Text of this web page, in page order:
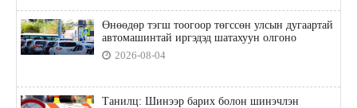
Өнөөдөр тэгш тоогоор төгссөн улсын дугаартай
автомашинтай иргэдэд шатахуун олгоно
2026-08-04
Танилц: Шинээр барих болон шинэчлэн